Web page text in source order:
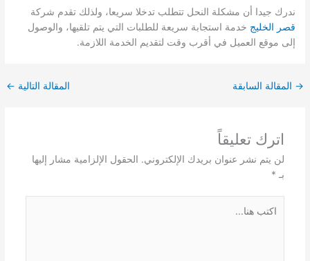
ندرك جيدا أن مشكلة النحل تتطلب تدخلا سريعا، ولذلك تقدم شركة
قصر الخليج خدمة استجابة سريعة للطلبات التي يتم تلقيها، والوصول
إلى موقع العميل في أقرب وقت لتقديم الخدمة اللازمة.
→ المقالة السابقة المقالة التالية ←
اترك تعليقاً
لن يتم نشر عنوان بريدك الإلكتروني. الحقول الإلزامية مشار إليها
بـ *
هنا...